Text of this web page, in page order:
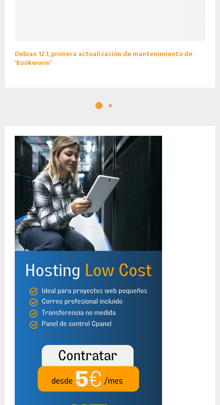
Debian 12.1, primera actualización de mantenimiento de
‘Bookworm’